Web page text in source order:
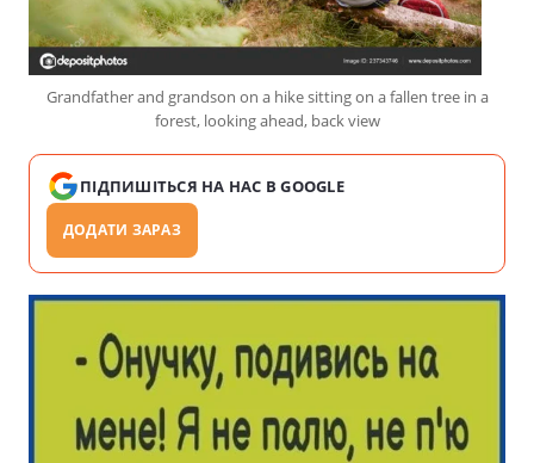
Grandfather and grandson on a hike sitting on a fallen tree in a
forest, looking ahead, back view
ПІДПИШІТЬСЯ НА НАС В GOOGLE
ДОДАТИ ЗАРАЗ